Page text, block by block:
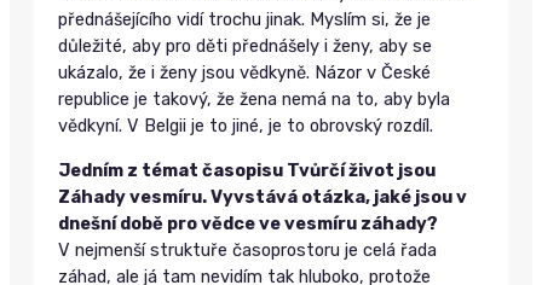
přednášejícího vidí trochu jinak. Myslím si, že je
důležité, aby pro děti přednášely i ženy, aby se
ukázalo, že i ženy jsou vědkyně. Názor v České
republice je takový, že žena nemá na to, aby byla
vědkyní. V Belgii je to jiné, je to obrovský rozdíl.
Jedním z témat časopisu Tvůrčí život jsou
Záhady vesmíru. Vyvstává otázka, jaké jsou v
dnešní době pro vědce ve vesmíru záhady?
V nejmenší struktuře časoprostoru je celá řada
záhad, ale já tam nevidím tak hluboko, protože